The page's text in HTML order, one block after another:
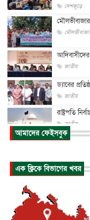
দেশজুড়ে
মৌলভীবাজার
আদিবাসীদের
জাতীয়
ড্যাবের
জাতীয়
রাষ্ট্রপতি
জাতীয়
প্রধানমন্ত্রীর
পাকিস্তান-
যুক্তরাজ্যে
আন্তর্জাতিক
আমাদের ফেইসবুক
এক ক্লিকে বিভাগের খবর